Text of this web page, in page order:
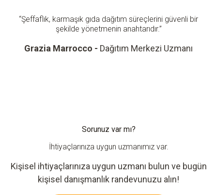
“Şeffaflık, karmaşık gıda dağıtım süreçlerini güvenli bir
şekilde yönetmenin anahtarıdır.”
Grazia Marrocco - Dağıtım Merkezi Uzmanı
Sorunuz var mı?
İhtiyaçlarınıza uygun uzmanımız var.
Kişisel ihtiyaçlarınıza uygun uzmanı bulun ve bugün
kişisel danışmanlık randevunuzu alın!